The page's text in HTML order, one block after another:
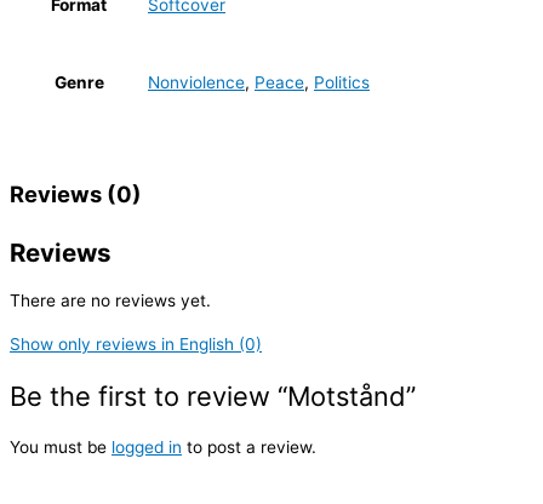
Format Softcover
Genre Nonviolence, Peace, Politics
Reviews (0)
Reviews
There are no reviews yet.
Show only reviews in English (0)
Be the first to review “Motstånd”
You must be logged in to post a review.